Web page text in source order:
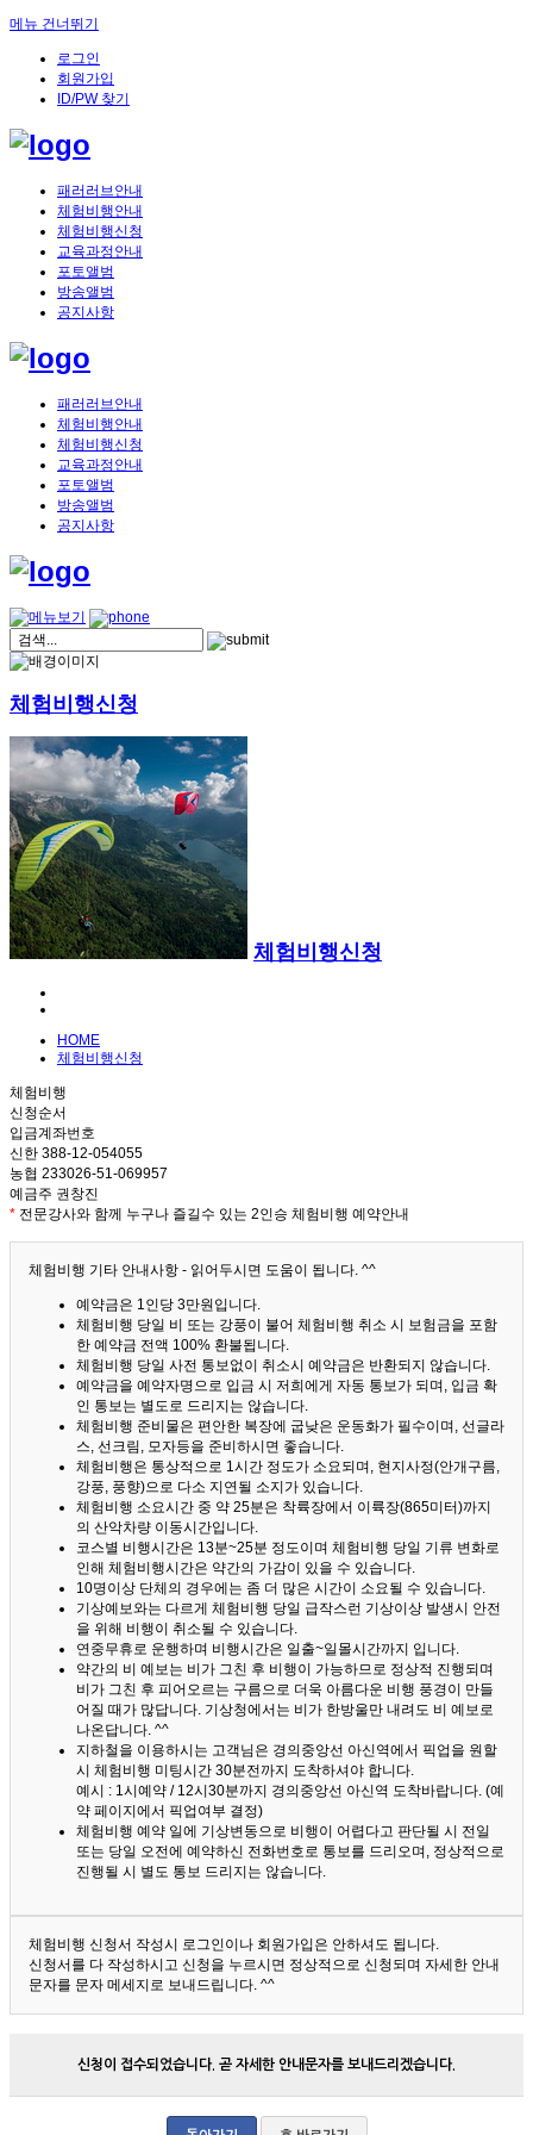
메뉴 건너뛰기
로그인
회원가입
ID/PW 찾기
패러러브안내
체험비행안내
체험비행신청
교육과정안내
포토앨범
방송앨범
공지사항
패러러브안내
체험비행안내
체험비행신청
교육과정안내
포토앨범
방송앨범
공지사항
체험비행신청
체험비행신청
HOME
체험비행신청
체험비행
신청순서
입금계좌번호
신한 388-12-054055
농협 233026-51-069957
예금주 권창진
* 전문강사와 함께 누구나 즐길수 있는 2인승 체험비행 예약안내
체험비행 기타 안내사항 - 읽어두시면 도움이 됩니다. ^^
예약금은 1인당 3만원입니다.
체험비행 당일 비 또는 강풍이 불어 체험비행 취소 시 보험금을 포함
한 예약금 전액 100% 환불됩니다.
체험비행 당일 사전 통보없이 취소시 예약금은 반환되지 않습니다.
예약금을 예약자명으로 입금 시 저희에게 자동 통보가 되며, 입금 확
인 통보는 별도로 드리지는 않습니다.
체험비행 준비물은 편안한 복장에 굽낮은 운동화가 필수이며, 선글라
스, 선크림, 모자등을 준비하시면 좋습니다.
체험비행은 통상적으로 1시간 정도가 소요되며, 현지사정(안개구름,
강풍, 풍향)으로 다소 지연될 소지가 있습니다.
체험비행 소요시간 중 약 25분은 착륙장에서 이륙장(865미터)까지
의 산악차량 이동시간입니다.
코스별 비행시간은 13분~25분 정도이며 체험비행 당일 기류 변화로
인해 체험비행시간은 약간의 가감이 있을 수 있습니다.
10명이상 단체의 경우에는 좀 더 많은 시간이 소요될 수 있습니다.
기상예보와는 다르게 체험비행 당일 급작스런 기상이상 발생시 안전
을 위해 비행이 취소될 수 있습니다.
연중무휴로 운행하며 비행시간은 일출~일몰시간까지 입니다.
약간의 비 예보는 비가 그친 후 비행이 가능하므로 정상적 진행되며
비가 그친 후 피어오르는 구름으로 더욱 아름다운 비행 풍경이 만들
어질 때가 많답니다. 기상청에서는 비가 한방울만 내려도 비 예보로
나온답니다. ^^
지하철을 이용하시는 고객님은 경의중앙선 아신역에서 픽업을 원할
시 체험비행 미팅시간 30분전까지 도착하셔야 합니다.
예시 : 1시예약 / 12시30분까지 경의중앙선 아신역 도착바랍니다. (예
약 페이지에서 픽업여부 결정)
체험비행 예약 일에 기상변동으로 비행이 어렵다고 판단될 시 전일
또는 당일 오전에 예약하신 전화번호로 통보를 드리오며, 정상적으로
진행될 시 별도 통보 드리지는 않습니다.
체험비행 신청서 작성시 로그인이나 회원가입은 안하셔도 됩니다.
신청서를 다 작성하시고 신청을 누르시면 정상적으로 신청되며 자세한 안내
문자를 문자 메세지로 보내드립니다. ^^
신청이 접수되었습니다. 곧 자세한 안내문자를 보내드리겠습니다.